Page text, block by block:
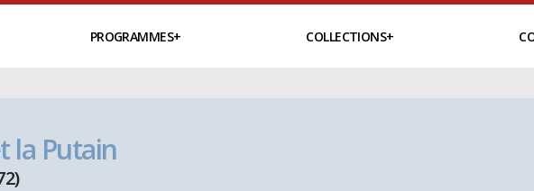
PROGRAMMES COLLECTIONS
la Putain